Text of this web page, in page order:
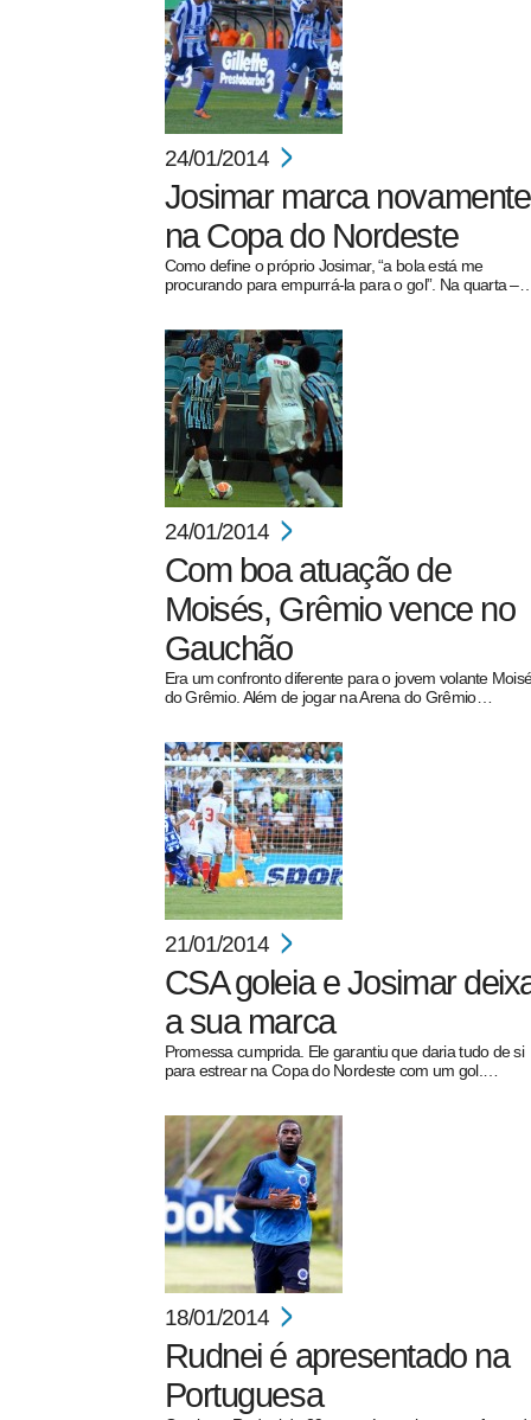
24/01/2014
Josimar marca novamente
na Copa do Nordeste
Como define o próprio Josimar, “a bola está me
procurando para empurrá-la para o gol”. Na quarta
24/01/2014
Com boa atuação de
Moisés, Grêmio vence no
Gauchão
Era um confronto diferente para o jovem volante
do Grêmio. Além de jogar na Arena do Grêmio…
21/01/2014
CSA goleia e Josimar
a sua marca
Promessa cumprida. Ele garantiu que daria tudo de si
para estrear na Copa do Nordeste com um gol.…
18/01/2014
Rudnei é apresentado na
Portuguesa